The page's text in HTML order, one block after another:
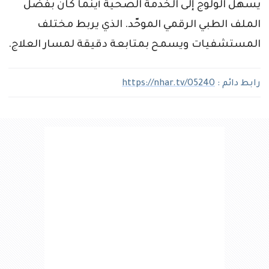
يسهّل الولوج إلى الخدمة الصحية أينما كان بفضل
الملف الطبي الرقمي الموحّد. الذي يربط مختلف
المستشفيات ويسمح بمتابعة دقيقة لمسار العلاج.
رابط دائم : https://nhar.tv/O524O